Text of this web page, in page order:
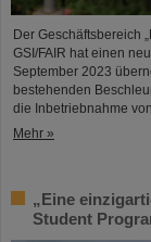
Der Geschäftsbereich
GSI/FAIR hat einen
September 2023
bestehenden
die Inbetriebnahme
Mehr »
„Eine
Student